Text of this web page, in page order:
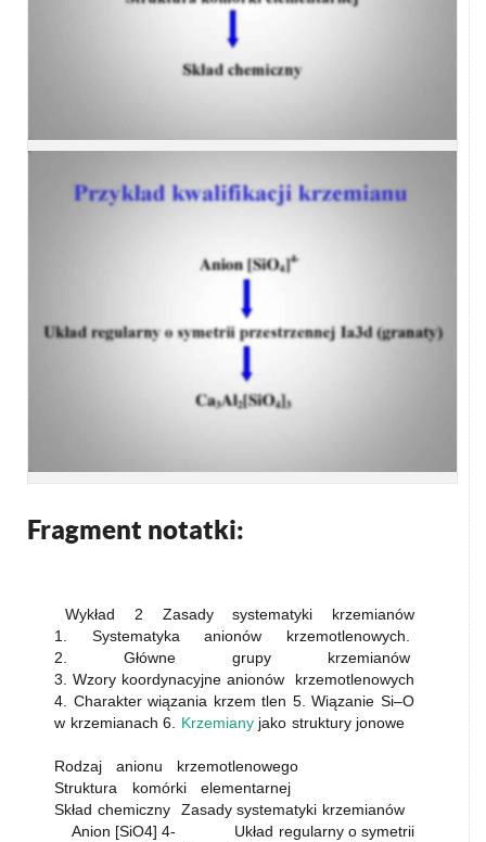
Fragment notatki:
Wykład 2 Zasady systematyki krzemianów
1. Systematyka anionów krzemotlenowych.
2. Główne grupy krzemianów
3. Wzory koordynacyjne anionów krzemotlenowych
4. Charakter wiązania krzem tlen 5. Wiązanie Si–O
w krzemianach 6. Krzemianyjako struktury jonowe
Rodzaj anionu krzemotlenowego
Struktura komórki elementarnej
Skład chemiczny Zasady systematyki krzemianów
Anion [SiO4] 4- Układ regularny o symetrii